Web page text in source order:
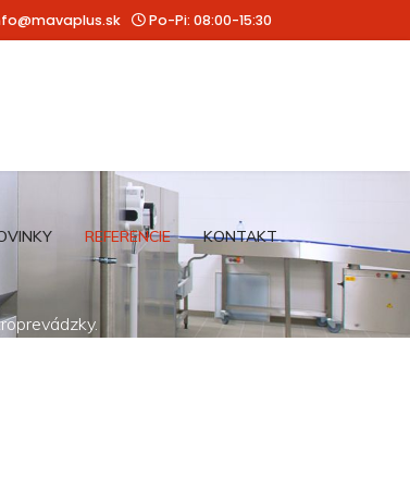
Po-Pi: 08:00-15:30
REFERENCIE KONTAKT